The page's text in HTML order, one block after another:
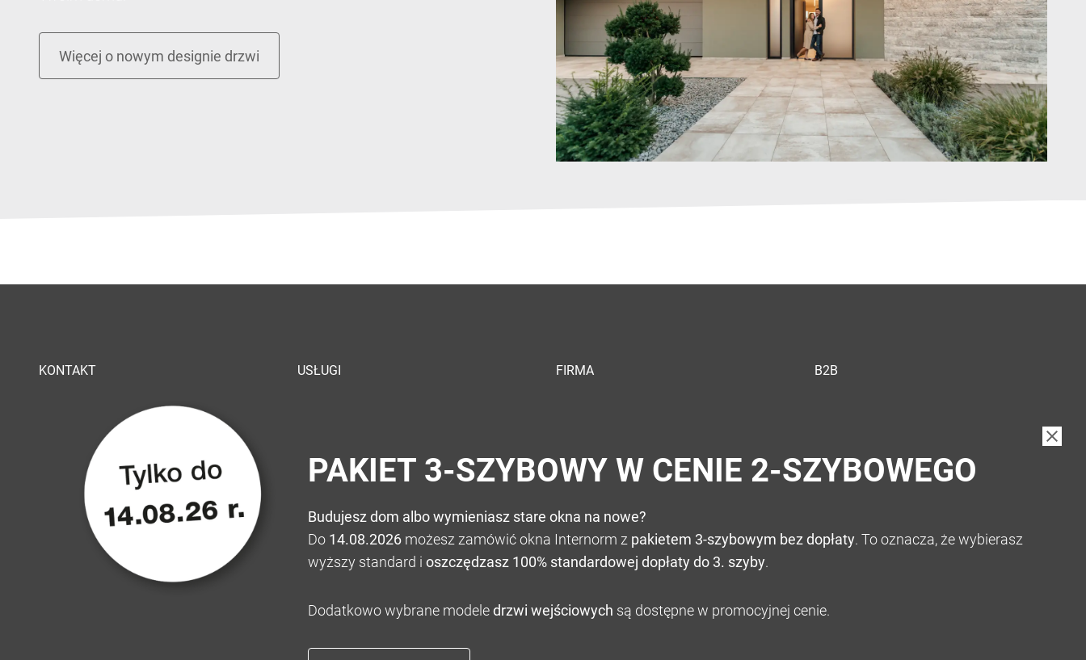
KONTAKT USŁUGI FIRMA B2B
PAKIET 3-SZYBOWY W CENIE 2-SZYBOWEGO
Budujesz dom albo wymieniasz stare okna na nowe?
Do 14.08.2026 możesz zamówić okna Internorm z pakietem 3-szybowym bez dopłaty. To oznacza, że wybierasz
wyższy standard i oszczędzasz 100% standardowej dopłaty do 3. szyby.
Dodatkowo wybrane modeledrzwi wejściowych są dostępne w promocyjnej cenie.